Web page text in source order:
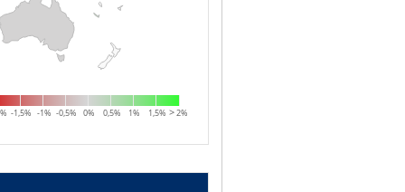
-1,5% -1% -0,5% 0% 0,5% 1% 1,5% 2%